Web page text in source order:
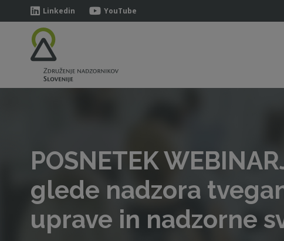
Linkedin YouTube
POSNETEK
glede nadzora
uprave in nadzorne